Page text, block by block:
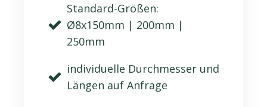
Standard-Größen:
Ø8x150mm | 200mm |
250mm
individuelle Durchmesser und
Längen auf Anfrage